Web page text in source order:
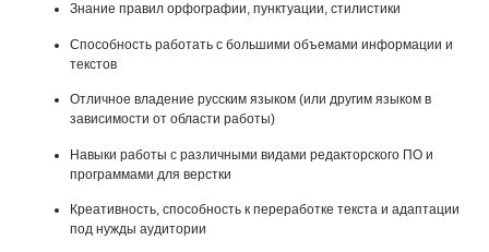
Знание правил орфографии, пунктуации, стилистики
Способность работать с большими объемами информации и
текстов
Отличное владение русским языком (или другим языком в
зависимости от области работы)
Навыки работы с различными видами редакторского ПО и
программами для верстки
Креативность, способность к переработке текста и адаптации
под нужды аудитории